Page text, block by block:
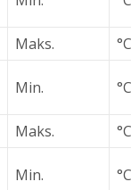
Maks.
°C
Min.
Maks.
Min. °C